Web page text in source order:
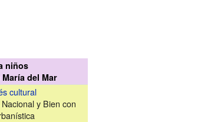
niños
del Mar
cultural
y Bien con